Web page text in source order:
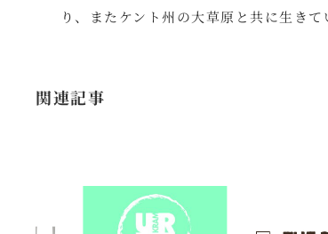
り、またケント州の大草原と共に生き
関連記事